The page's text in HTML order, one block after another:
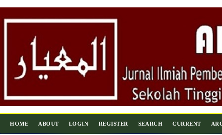
HOME ABOUT LOGIN REGISTER SEARCH CURRENT